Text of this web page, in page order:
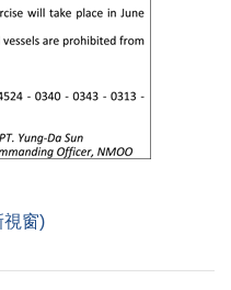
視窗)